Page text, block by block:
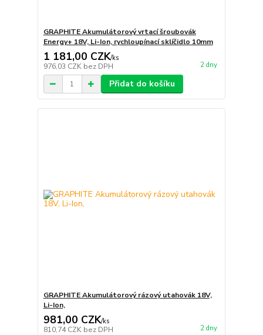
GRAPHITE Akumulátorový vrtací šroubovák
Energy+ 18V, Li-Ion, rychloupínací sklíčidlo 10mm
1 181,00 CZK/ks
976,03 CZK bez DPH 2 dny
Přidat do košíku
GRAPHITE Akumulátorový rázový utahovák 18V,
Li-Ion,
981,00 CZK/ks
810,74 CZK bez DPH 2 dny